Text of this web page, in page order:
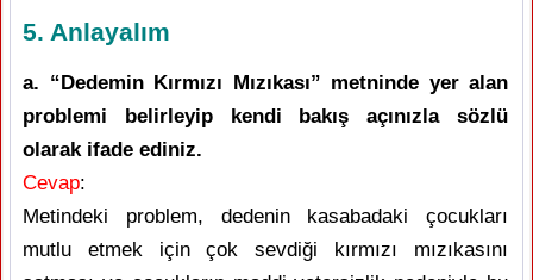
5. Anlayalım
a. “Dedemin Kırmızı Mızıkası” metninde yer alan
problemi belirleyip kendi bakış açınızla sözlü
olarak ifade ediniz.
Cevap:
Metindeki problem, dedenin kasabadaki çocukları
mutlu etmek için çok sevdiği kırmızı mızıkasını